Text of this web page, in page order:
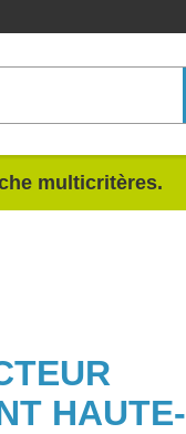
multicritères.
HAUTE-